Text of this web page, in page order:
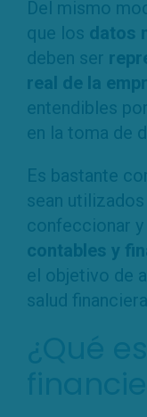
Del mismo
que los datos
deben ser
real de la
entendibles
en la toma de
Es bastante
sean
confeccionar
contables y
el objetivo de
salud